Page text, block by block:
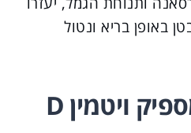
באופן בריא ונטול
תצרכו מספיק ויטמין D